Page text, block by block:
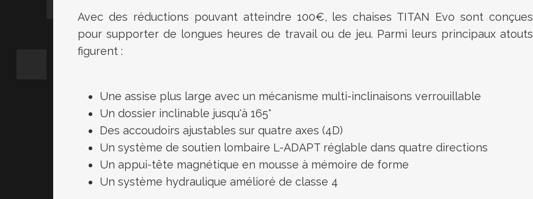
Avec des réductions pouvant atteindre 100€, les chaises TITAN Evo sont conçues
pour supporter de longues heures de travail ou de jeu. Parmi leurs principaux atouts
figurent :
Une assise plus large avec un mécanisme multi-inclinaisons verrouillable
Un dossier inclinable jusqu'à 165°
Des accoudoirs ajustables sur quatre axes (4D)
Un système de soutien lombaire L-ADAPT réglable dans quatre directions
Un appui-tête magnétique en mousse à mémoire de forme
Un système hydraulique amélioré de classe 4